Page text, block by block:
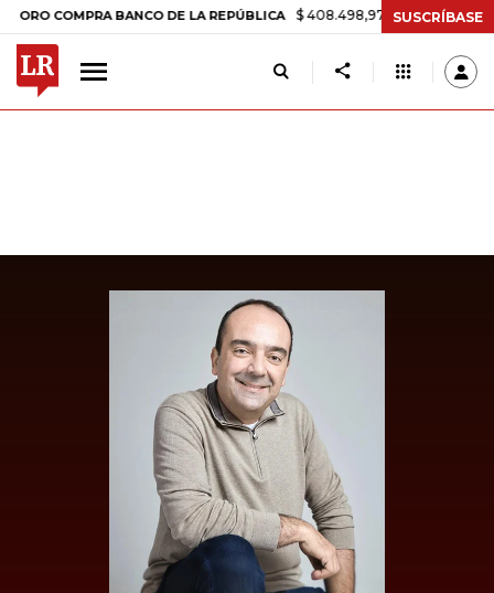
COMPRA BANCO DE LA REPÚBLICA $ 408.498,97 +$ 8.753,81 +2,19%
SUSCRÍBASE